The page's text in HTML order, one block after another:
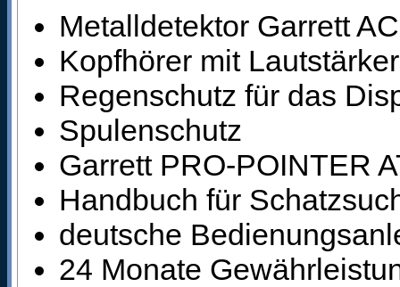
Metalldetektor Garrett
Kopfhörer mit
Regenschutz für das
Spulenschutz
Garrett PRO-POINTER
Handbuch für
deutsche
24 Monate